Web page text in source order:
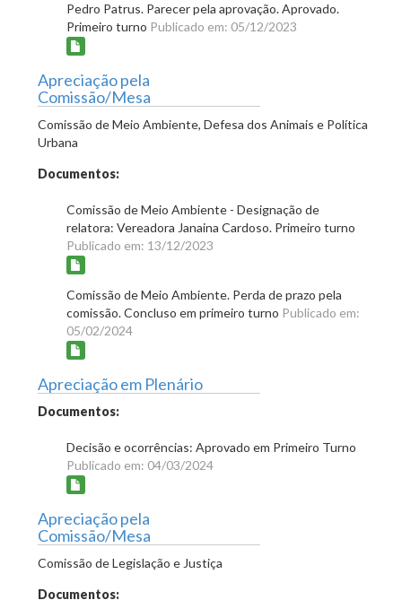
Pedro Patrus. Parecer pela aprovação. Aprovado.
Primeiro turno Publicado em: 05/12/2023
Apreciação pela
Comissão/Mesa
Comissão de Meio Ambiente, Defesa dos Animais e Política
Urbana
Documentos:
Comissão de Meio Ambiente - Designação de
relatora: Vereadora Janaina Cardoso. Primeiro turno
Publicado em: 13/12/2023
Comissão de Meio Ambiente. Perda de prazo pela
comissão. Concluso em primeiro turno Publicado em:
05/02/2024
Apreciação em Plenário
Documentos:
Decisão e ocorrências: Aprovado em Primeiro Turno
Publicado em: 04/03/2024
Apreciação pela
Comissão/Mesa
Comissão de Legislação e Justiça
Documentos: